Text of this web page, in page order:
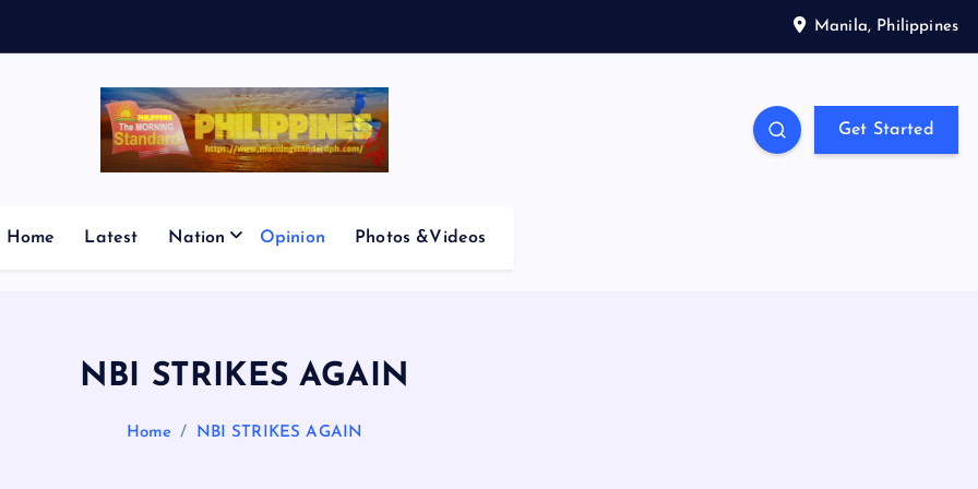
Manila, Philippines
Get Started
Home Latest Nation Opinion Photos &Videos
NBI STRIKES AGAIN
Home NBI STRIKES AGAIN